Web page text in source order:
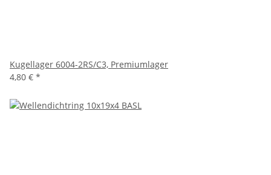
Kugellager 6004-2RS/C3, Premiumlager
4,80 € *